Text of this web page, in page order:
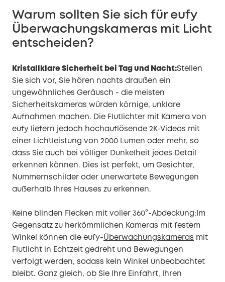
Warum sollten Sie sich für eufy
Überwachungskameras mit Licht
entscheiden?
Kristallklare Sicherheit bei Tag und Nacht:Stellen
Sie sich vor, Sie hören nachts draußen ein
ungewöhnliches Geräusch - die meisten
Sicherheitskameras würden körnige, unklare
Aufnahmen machen. Die Flutlichter mit Kamera von
eufy liefern jedoch hochauflösende 2K-Videos mit
einer Lichtleistung von 2000 Lumen oder mehr, so
dass Sie auch bei völliger Dunkelheit jedes Detail
erkennen können. Dies ist perfekt, um Gesichter,
Nummernschilder oder unerwartete Bewegungen
außerhalb Ihres Hauses zu erkennen.
Keine blinden Flecken mit voller 360°-Abdeckung:Im
Gegensatz zu herkömmlichen Kameras mit festem
Winkel können die eufy-Überwachungskameras mit
Flutlicht in Echtzeit gedreht und Bewegungen
verfolgt werden, sodass kein Winkel unbeobachtet
bleibt. Ganz gleich, ob Sie Ihre Einfahrt, Ihren